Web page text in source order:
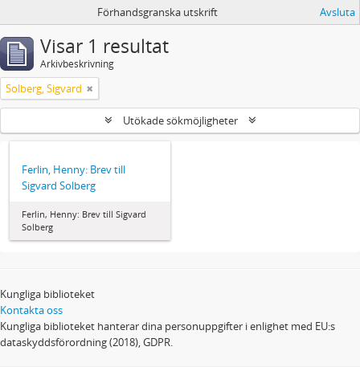
Förhandsgranska utskrift Avsluta
Visar 1 resultat
Arkivbeskrivning
Solberg, Sigvard
Utökade sökmöjligheter
Ferlin, Henny: Brev till
Sigvard Solberg
Ferlin, Henny: Brev till Sigvard
Solberg
Kungliga biblioteket
Kontakta oss
Kungliga biblioteket hanterar dina personuppgifter i enlighet med EU:s
dataskyddsförordning (2018), GDPR.